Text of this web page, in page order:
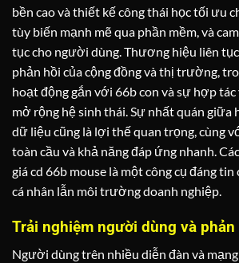
bền cao và thiết kế công thái học tối ưu
tùy biến mạnh mẽ qua phần mềm, và
tục cho người dùng. Thương hiệu liên
phản hồi của cộng đồng và thị trường,
hoạt động gắn với 66b con và sự hợp
mở rộng hệ sinh thái. Sự nhất quán giữa
dữ liệu cũng là lợi thế quan trọng, cùng
toàn cầu và khả năng đáp ứng nhanh.
giá cd 66b mouse là một công cụ đáng tin
cá nhân lẫn môi trường doanh nghiệp.
Trải nghiệm người dùng và
Người dùng trên nhiều diễn đàn và mạng